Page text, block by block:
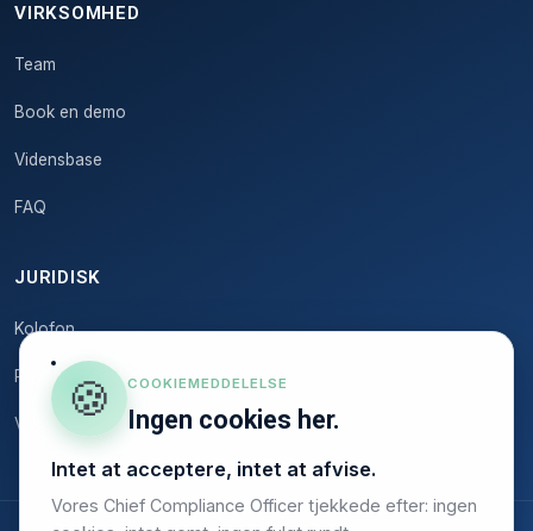
🍪 COOKIEMEDDELELSE
Ingen cookies her.
Intet at acceptere, intet at afvise.
Vores Chief Compliance Officer tjekkede efter: ingen
VIRKSOMHED
Team
Book en demo
Vidensbase
FAQ
JURIDISK
Kolofon
Privatlivspolitik
Vilkår